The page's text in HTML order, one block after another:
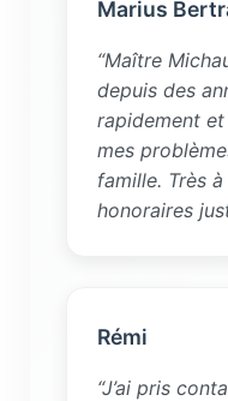
Marius
“Maître
depuis des
rapidement
mes
famille. Très
honoraires
Rémi
“J’ai pris